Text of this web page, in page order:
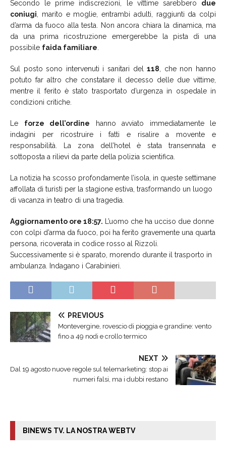
Secondo le prime indiscrezioni, le vittime sarebbero due
coniugi , marito e moglie, entrambi adulti, raggiunti da colpi
d’arma da fuoco alla testa. Non ancora chiara la dinamica, ma
da una prima ricostruzione emergerebbe la pista di una
possibile faida familiare
Sul posto sono intervenuti i sanitari del118 , che non hanno
potuto far altro che constatare il decesso delle due vittime,
mentre il ferito è stato trasportato d’urgenza in ospedale in
condizioni critiche.
Le forze dell’ordine hanno avviato immediatamente le
indagini per ricostruire i fatti e risalire a movente e
responsabilità. La zona dell’hotel è stata transennata e
sottoposta a rilievi da parte della polizia scientifica.
La notizia ha scosso profondamente l’isola, in queste settimane
affollata di turisti per la stagione estiva, trasformando un luogo
di vacanza in teatro di una tragedia.
Aggiornamento ore 18:57. L’uomo che ha ucciso due donne
con colpi d’arma da fuoco, poi ha ferito gravemente una quarta
persona, ricoverata in codice rosso al Rizzoli.
Successivamente si è sparato, morendo durante il trasporto in
ambulanza. Indagano i Carabinieri.
PREVIOUS
Montevergine, rovescio di pioggia e grandine: vento
fino a 49 nodi e crollo termico
NEXT
Dal 19 agosto nuove regole sul telemarketing: stop ai
numeri falsi, ma i dubbi restano
BINEWS TV. LA NOSTRA WEBTV